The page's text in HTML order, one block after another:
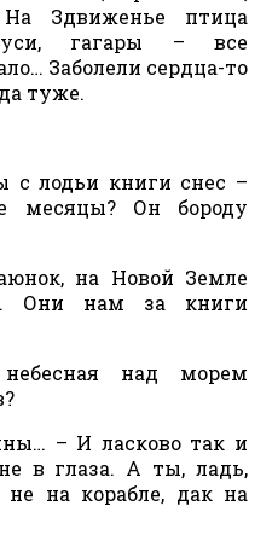
На Здвиженье птица
гагары – все
Заболели сердца-то
туже.
с лодьи книги снес –
месяцы? Он бороду
на Новой Земле
Они нам за книги
над морем
– И ласково так и
в глаза. А ты, ладь,
на корабле, дак на